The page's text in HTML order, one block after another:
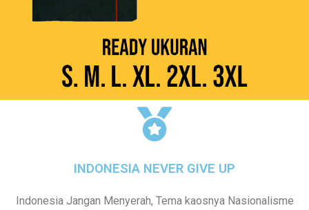
INDONESIA NEVER GIVE UP
Indonesia Jangan Menyerah, Tema kaosnya Nasionalisme